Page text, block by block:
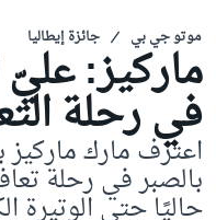
موتو جي بي جائزة إيطالياماركيز:
في رحلة
اعترف مارك ماركيز
بالصبر في رحلة
حاليًا حتى الوتيرة